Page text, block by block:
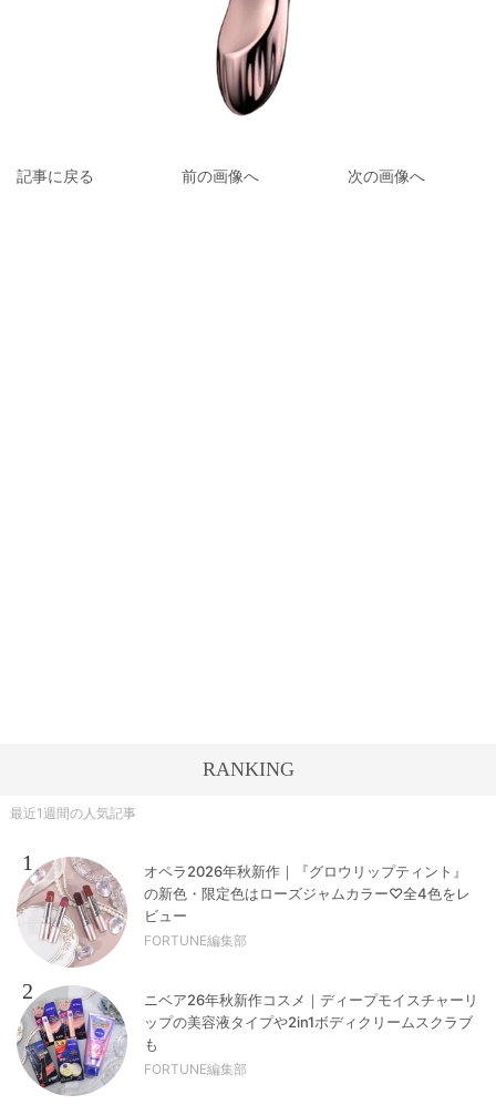
記事に戻る 前の画像へ 次の画像へ
RANKING
最近1週間の人気記事
1
オペラ2026年秋新作｜『グロウリップティント』
の新色・限定色はローズジャムカラー♡全4色をレ
ビュー
FORTUNE編集部
2
ニベア26年秋新作コスメ｜ディープモイスチャーリ
ップの美容液タイプや2in1ボディクリームスクラブ
も
FORTUNE編集部